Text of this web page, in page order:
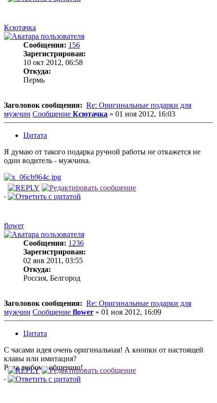
Ксютачка
Сообщения: 156
Зарегистрирован:
10 окт 2012, 06:58
Откуда:
Пермь
Заголовок сообщения: Re: Оригинальные подарки для
мужчин Сообщение Ксютачка » 01 ноя 2012, 16:03
Цитата
Я думаю от такого подарка ручной работы не откажется не
один водитель - мужчина.
flower
Сообщения: 1236
Зарегистрирован:
02 янв 2011, 03:55
Откуда:
Россия, Белгород
Заголовок сообщения: Re: Оригинальные подарки для
мужчин Сообщение flower » 01 ноя 2012, 16:09
Цитата
С часами идея очень оригинальная! А кнопки от настоящей
клавы или имитация?
Рада любому общению!